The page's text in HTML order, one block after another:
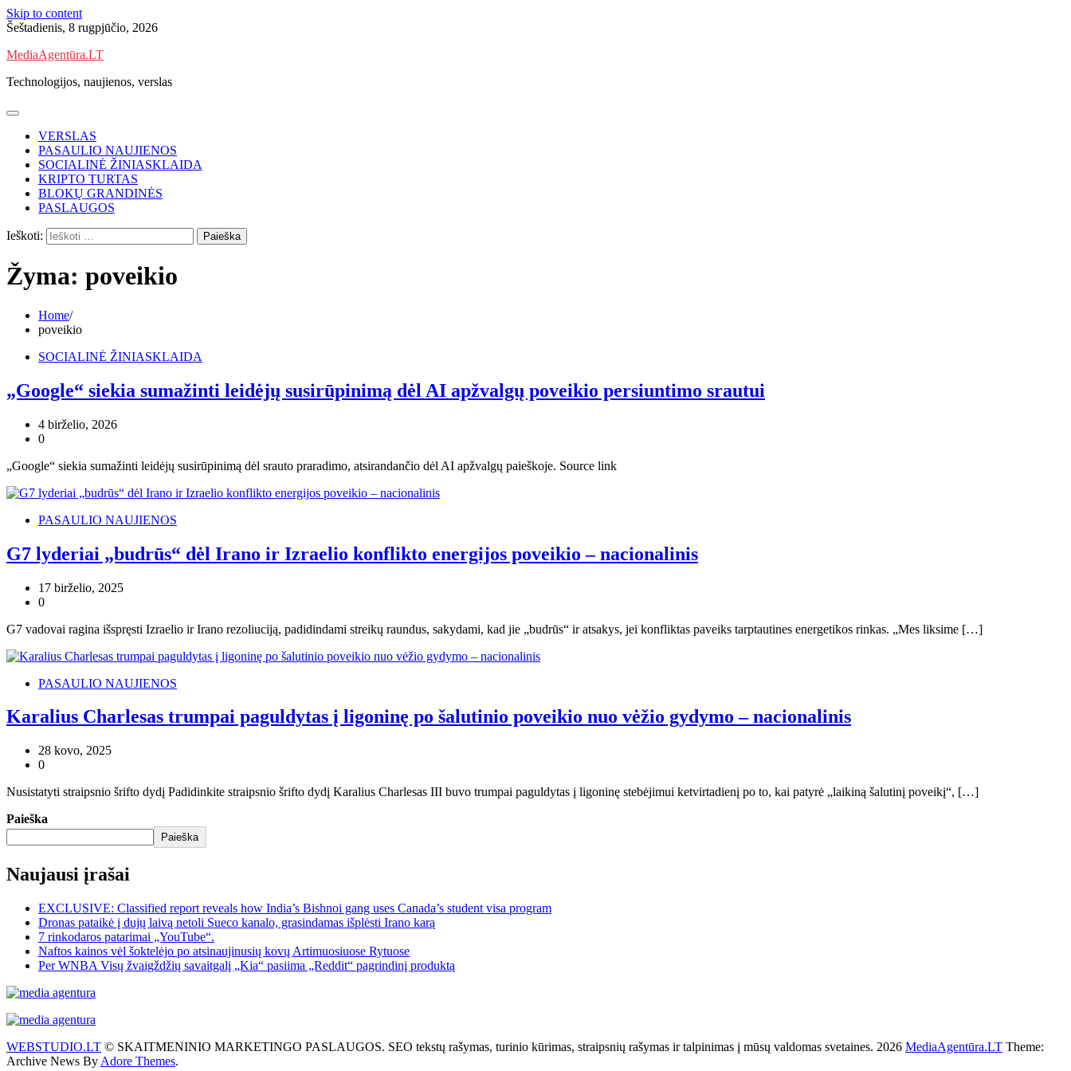
Skip to content
Šeštadienis, 8 rugpjūčio, 2026
MediaAgentūra.LT
Technologijos, naujienos, verslas
VERSLAS
PASAULIO NAUJIENOS
SOCIALINĖ ŽINIASKLAIDA
KRIPTO TURTAS
BLOKŲ GRANDINĖS
PASLAUGOS
Ieškoti:
Žyma: poveikio
Home
poveikio
SOCIALINĖ ŽINIASKLAIDA
„Google“ siekia sumažinti leidėjų susirūpinimą dėl AI apžvalgų poveikio persiuntimo srautui
4 birželio, 2026
0
„Google“ siekia sumažinti leidėjų susirūpinimą dėl srauto praradimo, atsirandančio dėl AI apžvalgų paieškoje. Source link
PASAULIO NAUJIENOS
G7 lyderiai „budrūs“ dėl Irano ir Izraelio konflikto energijos poveikio – nacionalinis
17 birželio, 2025
0
G7 vadovai ragina išspręsti Izraelio ir Irano rezoliuciją, padidindami streikų raundus, sakydami, kad jie „budrūs“ ir atsakys, jei konfliktas paveiks tarptautines energetikos rinkas. „Mes liksime […]
PASAULIO NAUJIENOS
Karalius Charlesas trumpai paguldytas į ligoninę po šalutinio poveikio nuo vėžio gydymo – nacionalinis
28 kovo, 2025
0
Nusistatyti straipsnio šrifto dydį Padidinkite straipsnio šrifto dydį Karalius Charlesas III buvo trumpai paguldytas į ligoninę stebėjimui ketvirtadienį po to, kai patyrė „laikiną šalutinį poveikį“, […]
Paieška
Paieška
Naujausi įrašai
EXCLUSIVE: Classified report reveals how India’s Bishnoi gang uses Canada’s student visa program
Dronas pataikė į dujų laivą netoli Sueco kanalo, grasindamas išplėsti Irano karą
7 rinkodaros patarimai „YouTube“.
Naftos kainos vėl šoktelėjo po atsinaujinusių kovų Artimuosiuose Rytuose
Per WNBA Visų žvaigždžių savaitgalį „Kia“ pasiima „Reddit“ pagrindinį produktą
WEBSTUDIO.LT © SKAITMENINIO MARKETINGO PASLAUGOS. SEO tekstų rašymas, turinio kūrimas, straipsnių rašymas ir talpinimas į mūsų valdomas svetaines. 2026 MediaAgentūra.LT Theme:
Archive News By Adore Themes.